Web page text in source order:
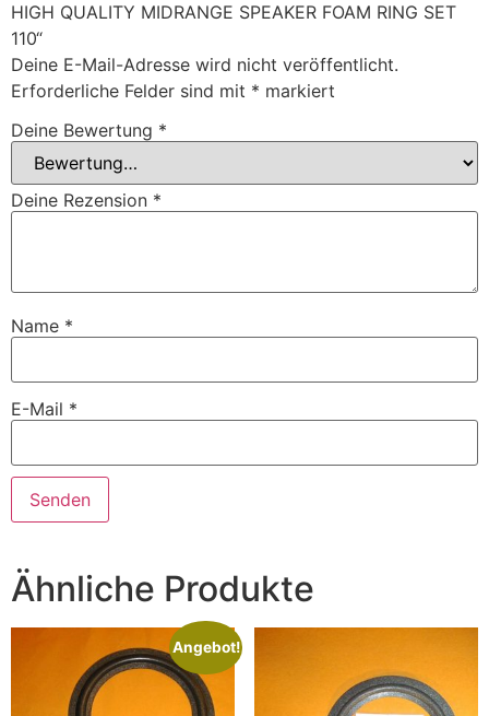
HIGH QUALITY MIDRANGE SPEAKER FOAM RING SET
110“
Deine E-Mail-Adresse wird nicht veröffentlicht.
Erforderliche Felder sind mit * markiert
Deine Bewertung *
Deine Rezension *
Name *
E-Mail *
Ähnliche Produkte
Angebot!